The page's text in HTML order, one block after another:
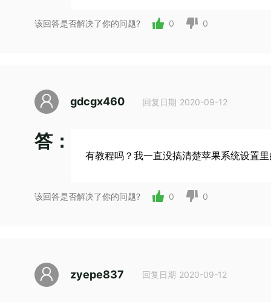
该回答是否解决了你的问题? 0 0
gdcgx460 回复日期 2020-09-12
答：
有教程吗？我一直没搞清楚苹果系统设置
该回答是否解决了你的问题? 0 0
zyepe837 回复日期 2020-09-12